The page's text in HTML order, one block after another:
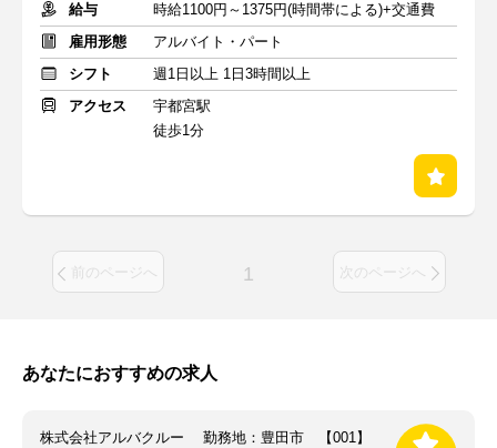
給与
時給1100円～1375円(時間帯による)+交通費
雇用形態
アルバイト・パート
シフト
週1日以上 1日3時間以上
アクセス
宇都宮駅
徒歩1分
前のページへ 1 次のページへ
あなたにおすすめの求人
株式会社アルバクルー 勤務地：豊田市 【001】